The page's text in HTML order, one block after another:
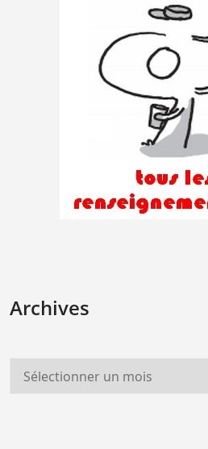
Archives